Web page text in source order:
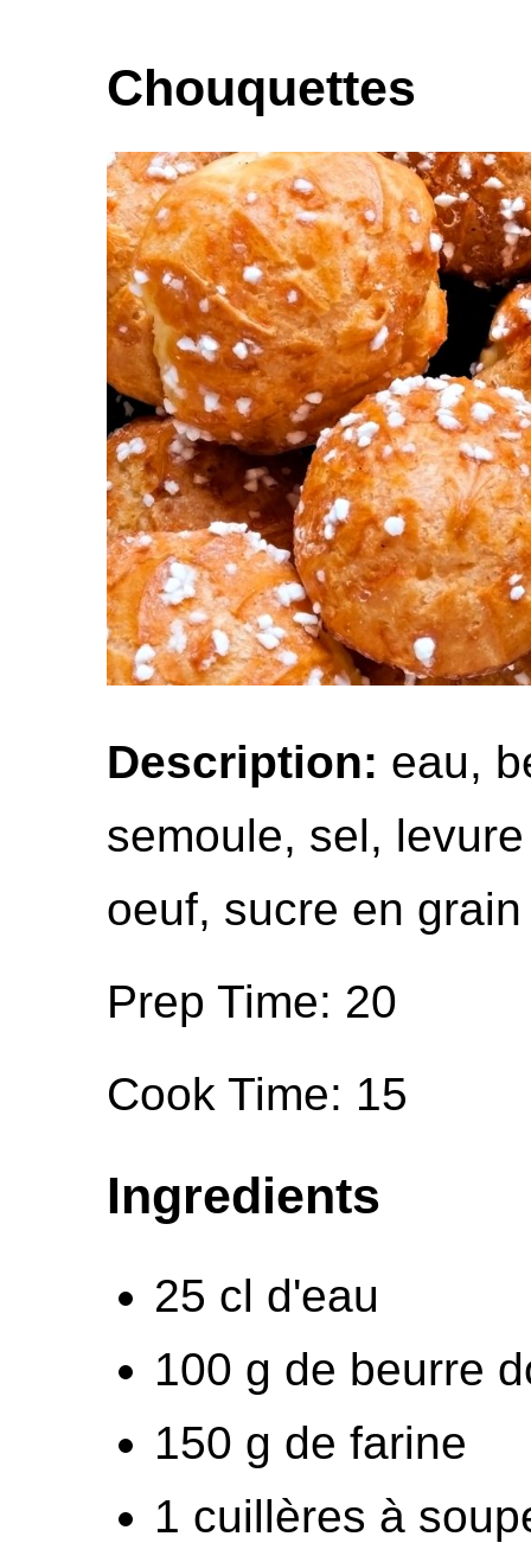
Chouquettes
Description: eau,
semoule, sel,
oeuf, sucre en grain
Prep Time: 20
Cook Time: 15
Ingredients
25 cl d'eau
100 g de beurre
150 g de farine
1 cuillères à